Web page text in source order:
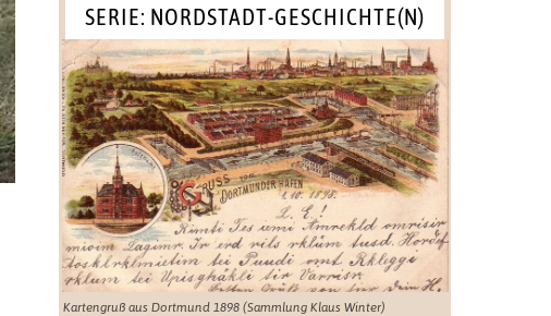
SERIE: NORDSTADT-GESCHICHTE(N)
Kartengruß aus Dortmund 1898 (Sammlung Klaus Winter)